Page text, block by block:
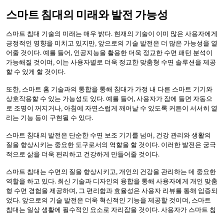
스마트 침대의 미래와 발전 가능성
스마트 침대 기술의 미래는 매우 밝다. 현재의 기술이 이미 많은 사용자에게
긍정적인 영향을 미치고 있지만, 앞으로의 기술 발전은 더 많은 가능성을 열
어줄 것이다. 예를 들어, 인공지능을 활용한 더욱 정교한 수면 패턴 분석이
가능해질 것이며, 이는 사용자별로 더욱 정교한 맞춤형 수면 솔루션을 제공
할 수 있게 할 것이다.
또한, 스마트 홈 기술과의 통합을 통해 침대가 가정 내 다른 스마트 기기와
상호작용할 수 있는 가능성도 있다. 예를 들어, 사용자가 잠에 들면 자동으
로 조명이 꺼지거나, 아침에 자연스럽게 깨어날 수 있도록 커튼이 서서히 열
리는 기능 등이 구현될 수 있다.
스마트 침대의 발전은 단순한 수면 보조 기기를 넘어, 건강 관리와 생활의
질을 향상시키는 중요한 도구로서의 역할을 할 것이다. 이러한 발전은 궁극
적으로 삶을 더욱 편리하고 건강하게 만들어줄 것이다.
스마트 침대는 수면의 질을 향상시키고, 개인의 건강을 관리하는 데 중요한
역할을 하고 있다. 최신 기술과 디자인의 융합을 통해 사용자에게 개인 맞춤
형 수면 경험을 제공하며, 그 편리함과 효율성은 사용자 리뷰를 통해 입증되
었다. 앞으로의 기술 발전은 더욱 혁신적인 기능을 제공할 것이며, 스마트
침대는 일상 생활에 필수적인 요소로 자리잡을 것이다. 사용자가 스마트 침